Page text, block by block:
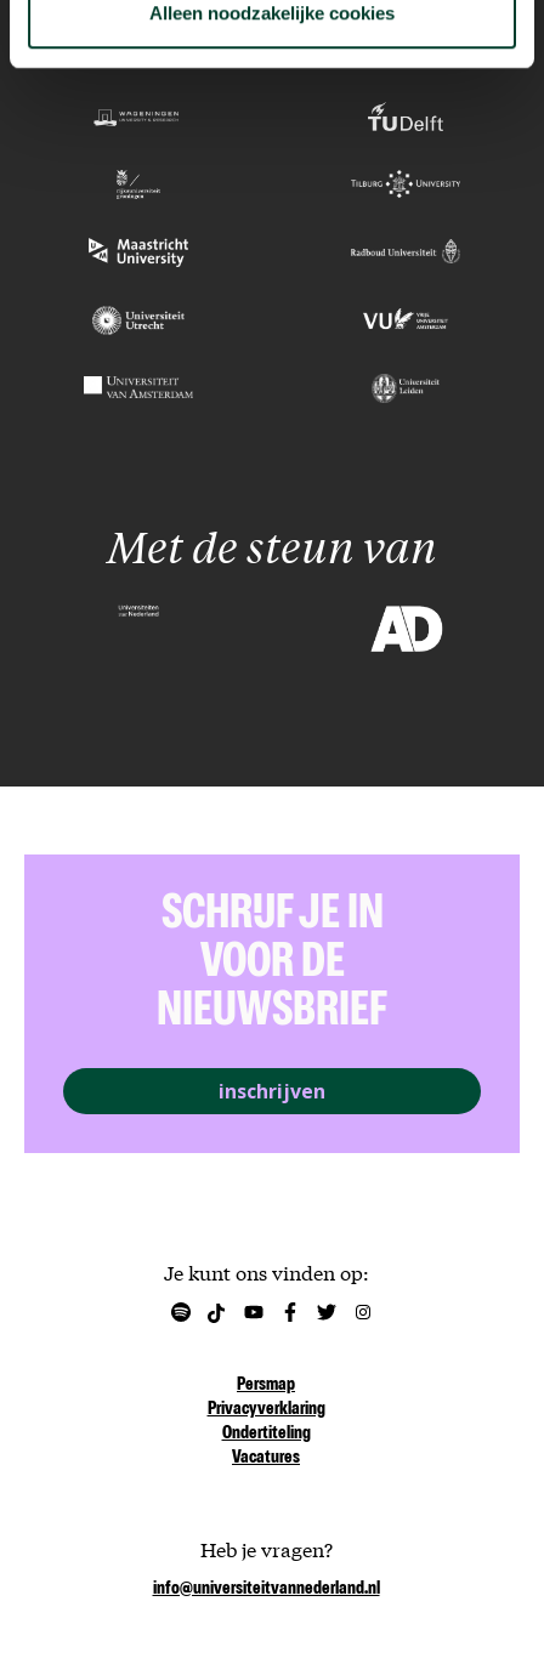
Alleen noodzakelijke cookies
Met de steun van
Je kunt ons vinden op:
Persmap
Privacyverklaring
Ondertiteling
Vacatures
Heb je vragen?
info@universiteitvannederland.nl
SCHRIJF JE IN
VOOR DE
NIEUWSBRIEF
inschrijven